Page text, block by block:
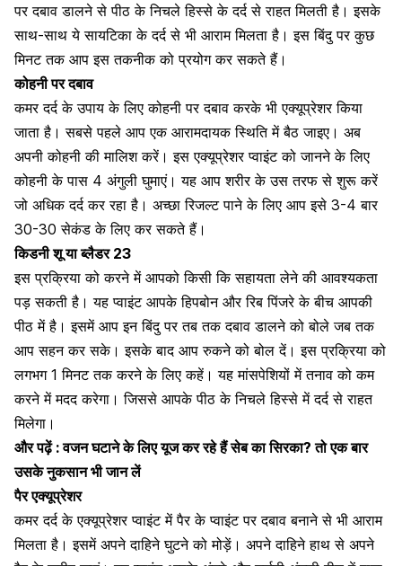
पर दबाव डालने से पीठ के निचले हिस्से के दर्द से राहत मिलती है। इसके
साथ-साथ ये सायटिका के दर्द से भी आराम मिलता है। इस बिंदु पर कुछ
मिनट तक आप इस तकनीक को प्रयोग कर सकते हैं।
कोहनी पर दबाव
कमर दर्द के उपाय के लिए कोहनी पर दबाव करके भी एक्यूप्रेशर किया
जाता है। सबसे पहले आप एक आरामदायक स्थिति में बैठ जाइए। अब
अपनी कोहनी की मालिशकरें। इस एक्यूप्रेशर प्वाइंट को जानने के लिए
कोहनी के पास 4 अंगुली घुमाएं। यह आप शरीर के उस तरफ से शुरू करें
जो अधिक दर्द कर रहा है। अच्छा रिजल्ट पाने के लिए आप इसे 3-4 बार
30-30 सेकंड के लिए कर सकते हैं।
किडनी शू या ब्लैडर 23
इस प्रक्रिया को करने में आपको किसी कि सहायता लेने की आवश्यकता
पड़ सकती है। यह प्वाइंट आपके हिपबोन और रिब पिंजरे के बीच आपकी
पीठ में है। इसमें आप इन बिंदु पर तब तक दबाव डालने को बोले जब तक
आप सहन कर सके। इसके बाद आप रुकने को बोल दें। इस प्रक्रिया को
लगभग 1 मिनट तक करने के लिए कहें। यह मांसपेशियों मेंतनाव को कम
करने में मदद करेगा। जिससे आपके पीठ के निचले हिस्से में दर्द से राहत
मिलेगा।
और पढ़ें :वजन घटाने के लिए यूज कर रहे हैं सेब का सिरका? तो एक बार
उसके नुकसान भी जान लें
पैर एक्यूप्रेशर
कमर दर्द के एक्यूप्रेशर प्वाइंट में पैर के प्वाइंट पर दबाव बनाने से भी आराम
मिलता है। इसमें अपने दाहिने घुटने को मोड़ें। अपने दाहिने हाथ से अपने